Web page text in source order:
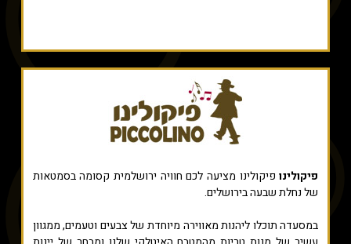
פיקולינופיקולינו מציעה לכם חוויה ירושלמית קסומה בסמטאות
של נחלת שבעה בירושלים.
במסעדה תוכלו ליהנות מאווירה מיוחדת של צבעים וטעמים, ממגוון